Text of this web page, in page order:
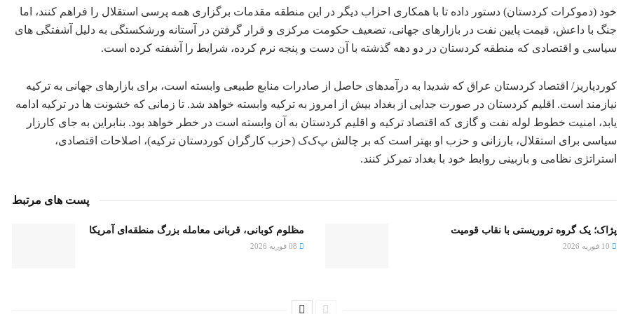
خود (دموکرات کردستان) دستور داده تا با همکاری احزاب دیگر در این منطقه مقدمات برگزاری همه پرسی استقلال را فراهم کنند، اما
جنگ با داعش، قیمت پایین نفت در بازارهای جهانی، تضعیف حکومت مرکزی و قرار گرفتن در آستانه ورشکستگی به دلیل آشفتگی های
سیاسی و اقتصادی که منطقه کردستان در دو دهه گذشته با آن دست و پنجه نرم کرده، شرایط را آشفته کرده است.
کوردپاریز/ اقتصاد کردستان عراق که شدیدا به درآمدهای حاصل از صادرات منابع طبیعی وابسته است، برای بازارهای جهانی به ترکیه
نیازمند است. اقلیم کردستان در صورت جدایی از بغداد بیش از امروز به ترکیه وابسته خواهد شد. تا زمانی که خشونت ها در ترکیه ادامه
یابد، امنیت خطوط لوله نفت و گازی که اقتصاد ترکیه و اقلیم کردستان به آن وابسته است در خطر خواهد بود. بنابراین به جای کارزار
سیاسی برای استقلال، بارزانی و حزب او بهتر است که بر چالش پ‌ک‌ک (حزب کارگران کوردستان ترکیه)، اصلاحات اقتصادی،
استراتژی نظامی و بازبینی روابط خود با بغداد تمرکز کنند.
پست های مرتبط
پژاک؛ یک گروه تروریستی با نقاب قومیت مظلوم کوبانی، قربانی معامله بزرگ منطقه‌ای آمریکا